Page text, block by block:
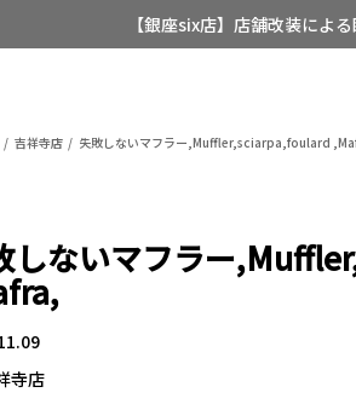
【銀座six店】店舗改装によ
吉祥寺店 失敗しないマフラー,Muffler,sciarpa,foulard
しないマフラー
寺店